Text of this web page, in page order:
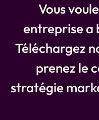
Vous
entreprise a
Téléchargez
prenez le
stratégie